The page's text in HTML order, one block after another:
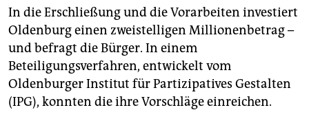
In die Erschließung und die Vorarbeiten investiert
Oldenburg einen zweistelligen Millionenbetrag –
und befragt die Bürger. In einem
Beteiligungsverfahren, entwickelt vom
Oldenburger Institut für Partizipatives Gestalten
(IPG), konnten die ihre Vorschläge einreichen.